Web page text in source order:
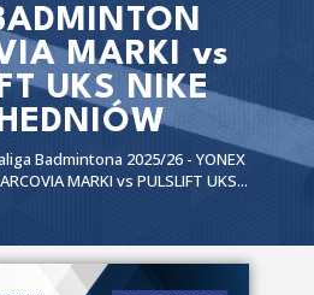
MARKI vs
UKS NIKE
Badmintona 2025/26 - YONEX
MARKI vs PULSLIFT UKS...